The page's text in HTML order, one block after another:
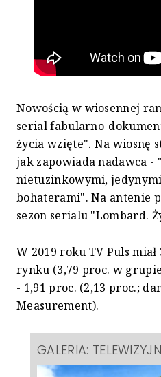
Nowością w wiosennej
serial fabularno-
życia wzięte". Na wiosnę
jak zapowiada nadawca -
nietuzinkowymi,
bohaterami". Na antenie
sezon serialu "Lombard.
W 2019 roku TV Puls
rynku (3,79 proc. w
- 1,91 proc. (2,13 proc.;
Measurement).
GALERIA: